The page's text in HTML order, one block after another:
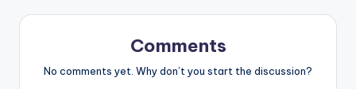
Comments
No comments yet. Why don’t you start the discussion?